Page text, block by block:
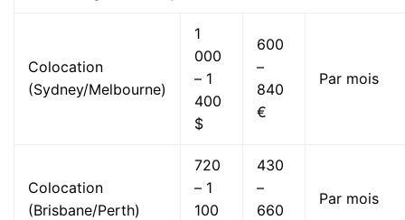
Colocation
(Sydney/Melbourne)
1
000
– 1
400
$
600
–
840
€
Par mois
Colocation
(Brisbane/Perth)
720
– 1
100
430
–
660
Par mois